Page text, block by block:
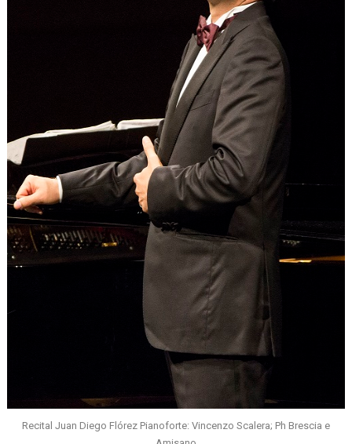
Recital Juan Diego Flórez Pianoforte: Vincenzo Scalera; Ph Brescia e